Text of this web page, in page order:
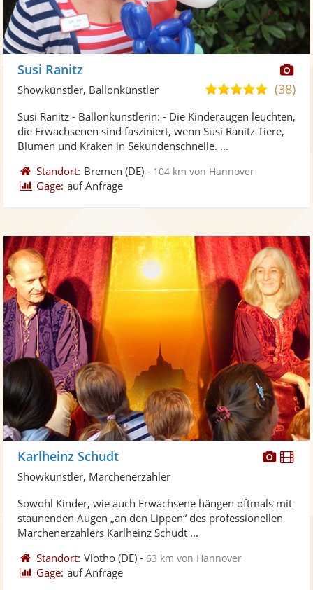
Susi Ranitz
5,0
5
Sternen
(38)
Showkünstler, Ballonkünstler
Susi Ranitz - Ballonkünstlerin: - Die Kinderaugen leuchten,
die Erwachsenen sind fasziniert, wenn Susi Ranitz Tiere,
Blumen und Kraken in Sekundenschnelle. ...
Standort: Bremen (DE) - 104 km von Hannover
Gage: auf Anfrage
Fotos
Karlheinz Schudt
Showkünstler, Märchenerzähler
Sowohl Kinder, wie auch Erwachsene hängen oftmals mit
staunenden Augen „an den Lippen“ des professionellen
Märchenerzählers Karlheinz Schudt ...
Standort: Vlotho (DE) -63 km von Hannover
Gage: auf Anfrage